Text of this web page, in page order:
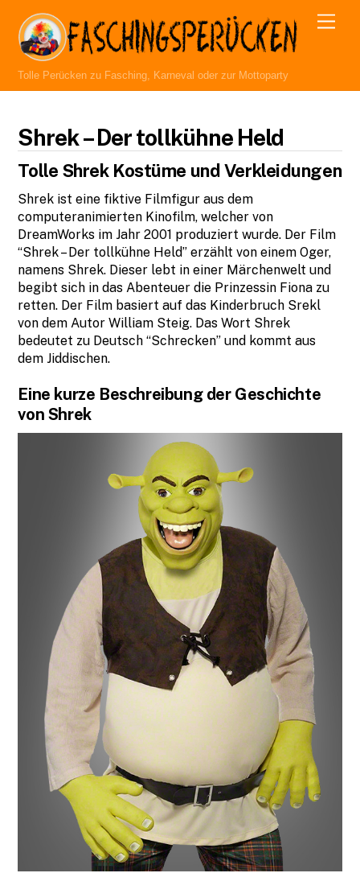
content
Tolle Perücken zu Fasching, Karneval oder zur Mottoparty
Shrek – Der tollkühne Held
Tolle Shrek Kostüme und Verkleidungen
Shrek ist eine fiktive Filmfigur aus dem
computeranimierten Kinofilm, welcher von
DreamWorks im Jahr 2001 produziert wurde. Der Film
“Shrek – Der tollkühne Held” erzählt von einem Oger,
namens Shrek. Dieser lebt in einer Märchenwelt und
begibt sich in das Abenteuer die Prinzessin Fiona zu
retten. Der Film basiert auf das Kinderbruch Srekl
von dem Autor William Steig. Das Wort Shrek
bedeutet zu Deutsch “Schrecken” und kommt aus
dem Jiddischen.
Eine kurze Beschreibung der Geschichte
von Shrek